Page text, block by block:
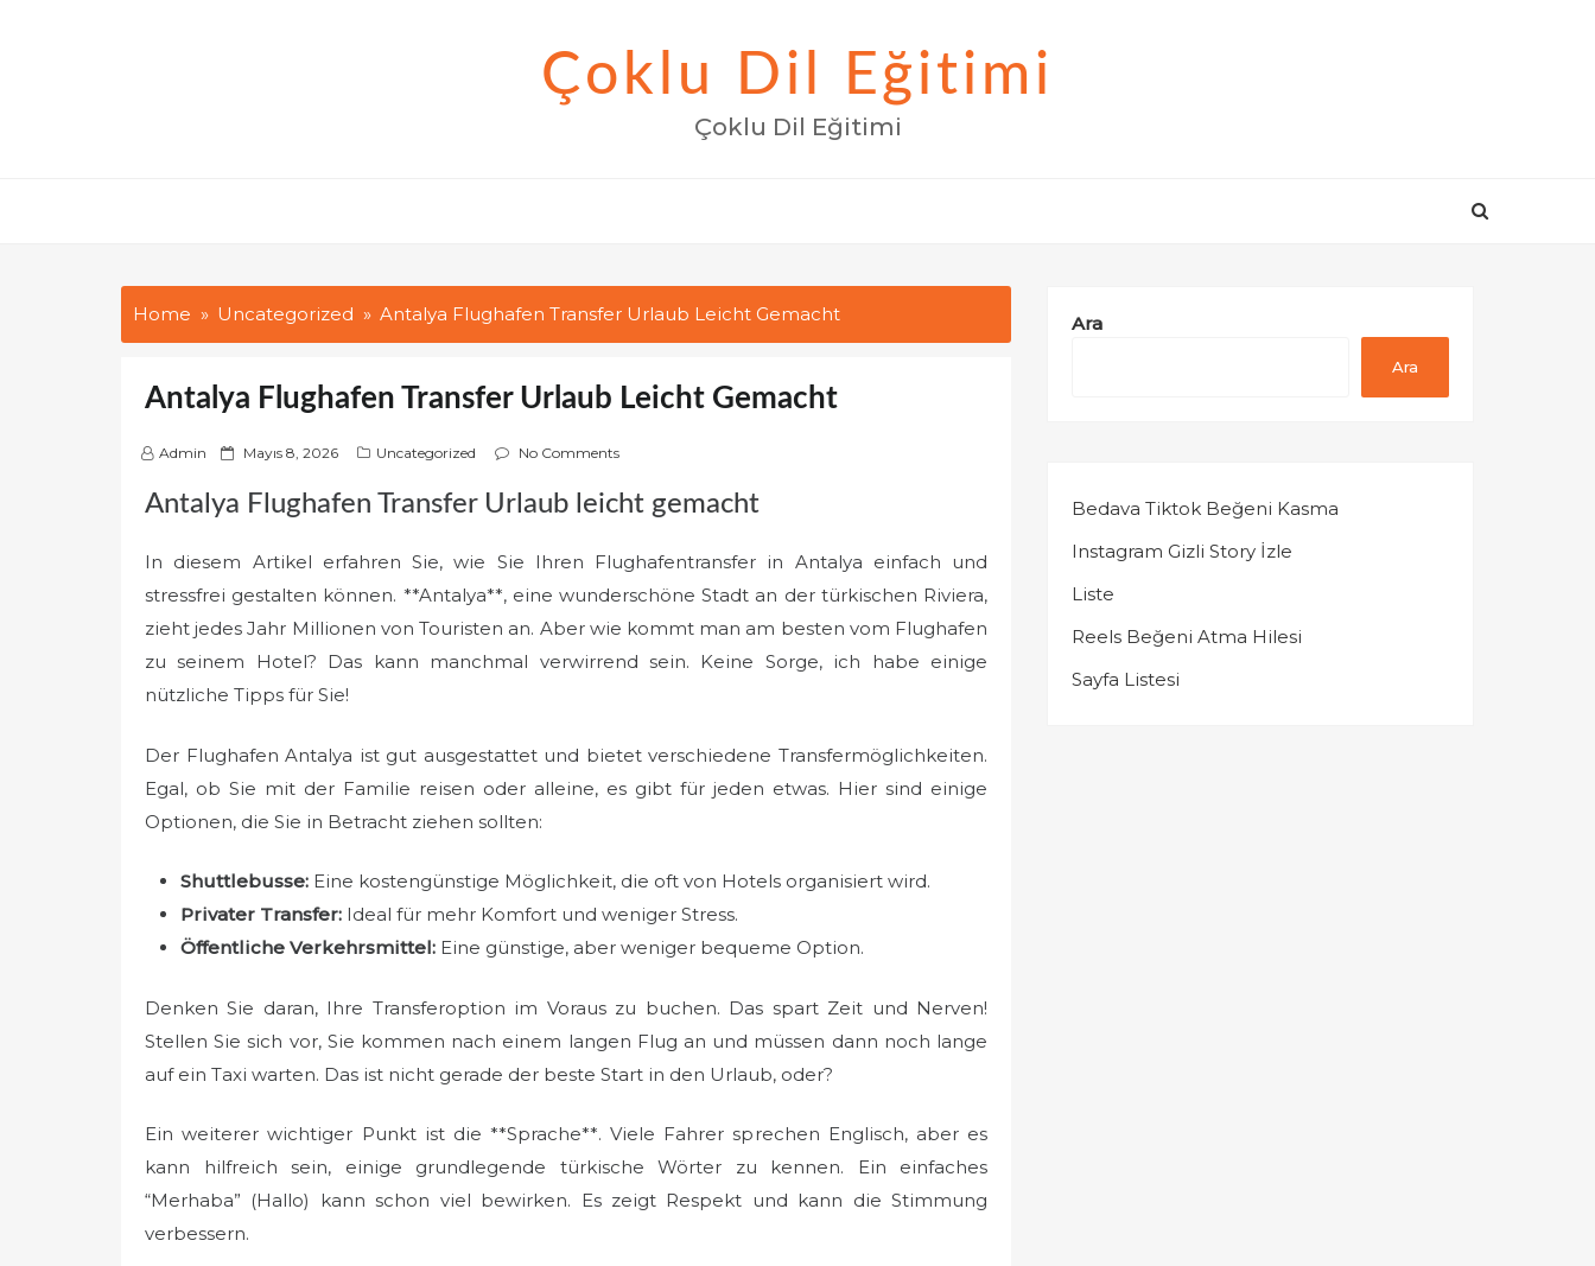
Çoklu Dil Eğitimi
Çoklu Dil Eğitimi
Home Uncategorized Antalya Flughafen Transfer Urlaub Leicht Gemacht
Antalya Flughafen Transfer Urlaub Leicht Gemacht
Admin
P
s
e
o
n
Mayıs 8, 2026 Uncategorized No Comments
Antalya Flughafen Transfer Urlaub leicht gemacht
In diesem Artikel erfahren Sie, wie Sie Ihren Flughafentransfer in Antalya einfach und
stressfrei gestalten können. **Antalya**, eine wunderschöne Stadt an der türkischen Riviera,
zieht jedes Jahr Millionen von Touristen an. Aber wie kommt man am besten vom Flughafen
zu seinem Hotel? Das kann manchmal verwirrend sein. Keine Sorge, ich habe einige
nützliche Tipps für Sie!
Der Flughafen Antalya ist gut ausgestattet und bietet verschiedene Transfermöglichkeiten.
Egal, ob Sie mit der Familie reisen oder alleine, es gibt für jeden etwas. Hier sind einige
Optionen, die Sie in Betracht ziehen sollten:
Shuttlebusse: Eine kostengünstige Möglichkeit, die oft von Hotels organisiert wird.
Privater Transfer: Ideal für mehr Komfort und weniger Stress.
Öffentliche Verkehrsmittel: Eine günstige, aber weniger bequeme Option.
Denken Sie daran, Ihre Transferoption im Voraus zu buchen. Das spart Zeit und Nerven!
Stellen Sie sich vor, Sie kommen nach einem langen Flug an und müssen dann noch lange
auf ein Taxi warten. Das ist nicht gerade der beste Start in den Urlaub, oder?
Ein weiterer wichtiger Punkt ist die **Sprache**. Viele Fahrer sprechen Englisch, aber es
kann hilfreich sein, einige grundlegende türkische Wörter zu kennen. Ein einfaches
“Merhaba” (Hallo) kann schon viel bewirken. Es zeigt Respekt und kann die Stimmung
verbessern.
Ara
Ara
Bedava Tiktok Beğeni Kasma
Instagram Gizli Story İzle
Liste
Reels Beğeni Atma Hilesi
Sayfa Listesi